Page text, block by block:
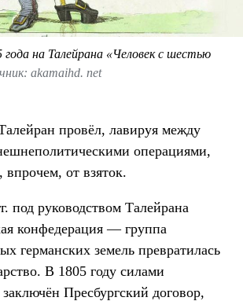
на Талейрана «Человек с шестью
akamaihd. net
провёл, лавируя между
операциями,
впрочем, от взяток.
под руководством Талейрана
конфедерация — группа
германских земель превратилась
В 1805 году силами
Пресбургский договор,